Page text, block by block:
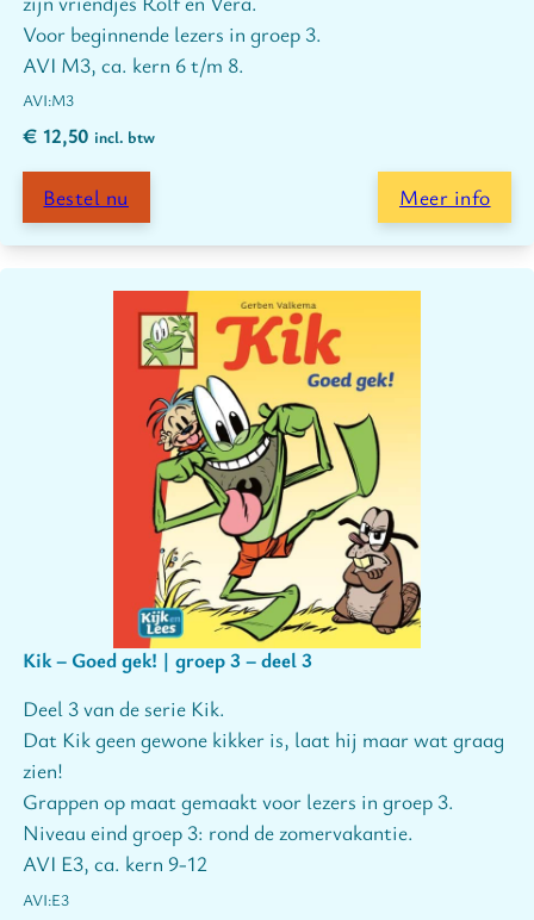
Voor beginnende lezers in groep 3.
AVI M3, ca. kern 6 t/m 8.
M3
€ 12,50 incl. btw
Bestel nu Meer info
Kik – Goed gek! | groep 3 – deel 3
Deel 3 van de serie Kik.
Dat Kik geen gewone kikker is, laat hij maar wat graag
zien!
Grappen op maat gemaakt voor lezers in groep 3.
Niveau eind groep 3: rond de zomervakantie.
AVI E3, ca. kern 9-12
E3